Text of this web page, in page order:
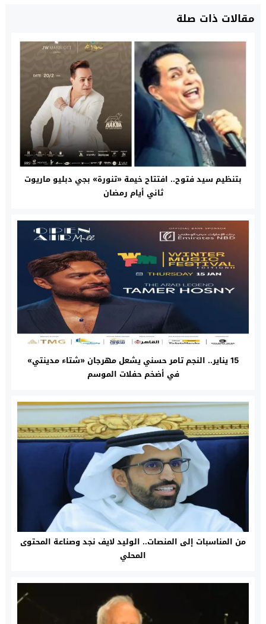
مقالات ذات صلة
بتنظيم سيد فتوح.. افتتاح خيمة «تنورة» بجي دبليو ماريوت
ثاني أيام رمضان
15 يناير.. النجم تامر حسني يشعل مهرجان «شتاء مدينتي»
في أضخم حفلات الموسم
من المناسبات إلى المنصات.. الوليد لايف نجد وصناعة المحتوى
المحلي